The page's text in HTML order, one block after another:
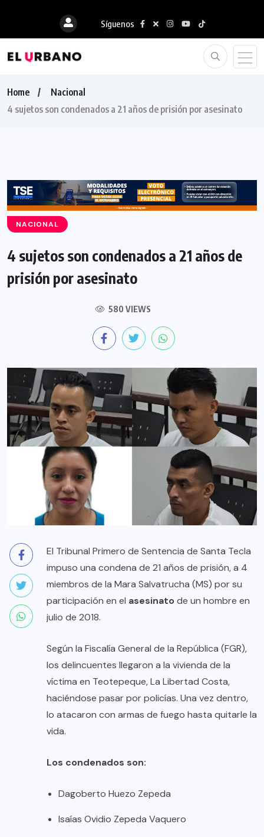
Síguenos
Home
Nacional
4 sujetos son condenados a 21 años de prisión por asesinato
NACIONAL
4 sujetos son condenados a 21 años de
prisión por asesinato
580 VIEWS
El Tribunal Primero de Sentencia de Santa Tecla
impuso una condena de 21 años de prisión, a 4
miembros de la Mara Salvatrucha (MS) por su
participación en el asesinatode un hombre en
julio de 2018.
Según la Fiscalía General de la República (FGR),
los delincuentes llegaron a la vivienda de la
víctima en Teotepeque, La Libertad Costa,
haciéndose pasar por policías. Una vez dentro,
lo atacaron con armas de fuego hasta quitarle la
vida.
Los condenados son:
Dagoberto Huezo Zepeda
Isaías Ovidio Zepeda Vaquero